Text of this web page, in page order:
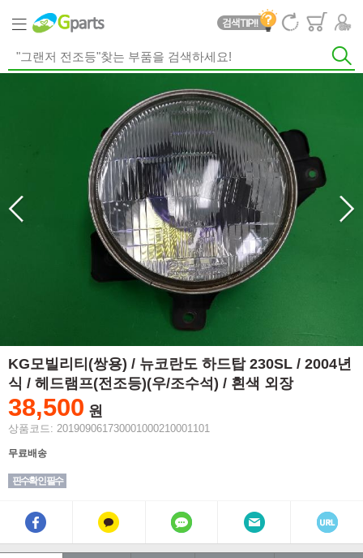
KG모빌리티(쌍용) / 뉴코란도 하드탑 230SL / 2004년
식 / 헤드램프(전조등)(우/조수석) / 흰색 외장
38,500 원
상품코드: 201909061730001000210001101
무료배송
핀수확인 필수